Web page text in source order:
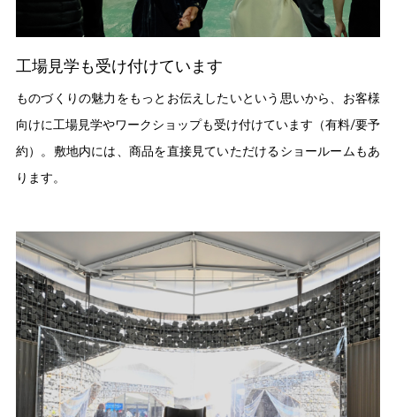
工場見学も受け付けています
ものづくりの魅力をもっとお伝えしたいという思いから、お客様
向けに工場見学やワークショップも受け付けています（有料/要予
約）。敷地内には、商品を直接見ていただけるショールームもあ
ります。